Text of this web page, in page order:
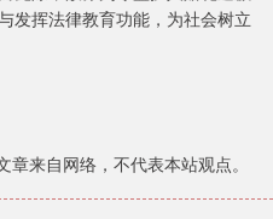
发挥法律教育功能，为社会树立
章来自网络，不代表本站观点。